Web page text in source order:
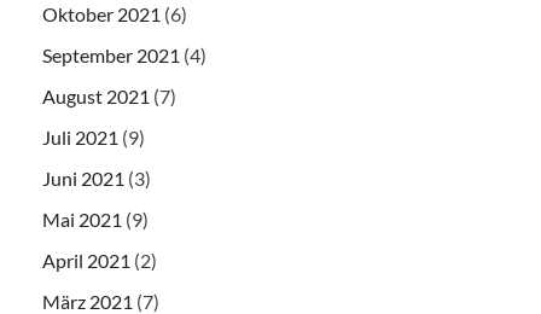
Oktober 2021 (6)
September 2021 (4)
August 2021 (7)
Juli 2021 (9)
Juni 2021 (3)
Mai 2021 (9)
April 2021 (2)
März 2021 (7)